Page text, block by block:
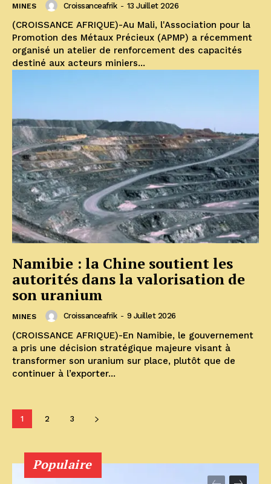
MINES Croissanceafrik - 13 Juillet 2026
(CROISSANCE AFRIQUE)-Au Mali, l'Association pour la
Promotion des Métaux Précieux (APMP) a récemment
organisé un atelier de renforcement des capacités
destiné aux acteurs miniers...
Namibie : la Chine soutient les
autorités dans la valorisation de
son uranium
MINES Croissanceafrik - 9 Juillet 2026
(CROISSANCE AFRIQUE)-En Namibie, le gouvernement
a pris une décision stratégique majeure visant à
transformer son uranium sur place, plutôt que de
continuer à l’exporter...
1 2 3
Populaire